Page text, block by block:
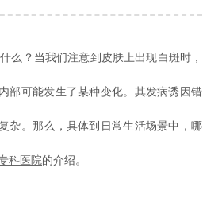
么？当我们注意到皮肤上出现白斑时，
部可能发生了某种变化。其发病诱因错
杂。那么，具体到日常生活场景中，哪
科医院的介绍。